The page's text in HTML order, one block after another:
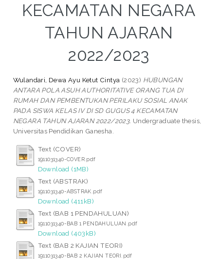
KECAMATAN NEGARA
TAHUN AJARAN
2022/2023
Wulandari, Dewa Ayu Ketut Cintya (2023) HUBUNGAN
ANTARA POLA ASUH AUTHORITATIVE ORANG TUA DI
RUMAH DAN PEMBENTUKAN PERILAKU SOSIAL ANAK
PADA SISWA KELAS IV DI SD GUGUS 4 KECAMATAN
NEGARA TAHUN AJARAN 2022/2023. Undergraduate thesis,
Universitas Pendidikan Ganesha.
Text (COVER)
1911031340-COVER.pdf
Download (1MB)
Text (ABSTRAK)
1911031340-ABSTRAK.pdf
Download (411kB)
Text (BAB 1 PENDAHULUAN)
1911031340-BAB 1 PENDAHULUAN.pdf
Download (403kB)
Text (BAB 2 KAJIAN TEORI)
1911031340-BAB 2 KAJIAN TEORI.pdf